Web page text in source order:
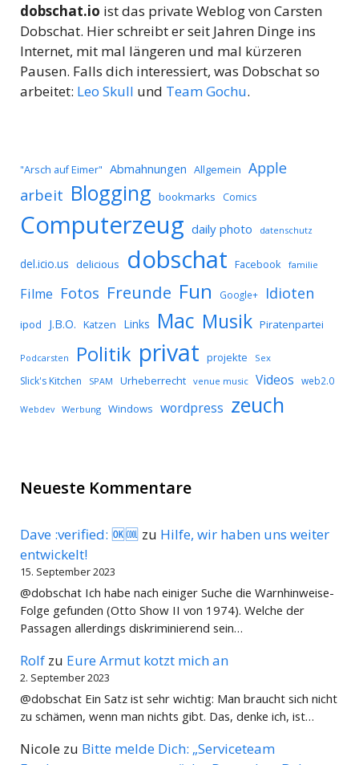
dobschat.io ist das private Weblog von Carsten
Dobschat. Hier schreibt er seit Jahren Dinge ins
Internet, mit mal längeren und mal kürzeren
Pausen. Falls dich interessiert, was Dobschat so
arbeitet: Leo Skull und Team Gochu.
"Arsch auf Eimer" Abmahnungen Allgemein Apple
arbeit Blogging bookmarks Comics
Computerzeug daily photo datenschutz
del.icio.us delicious dobschat Facebook familie
Filme Fotos Freunde Fun Google+ Idioten
ipod J.B.O. Katzen Links Mac Musik Piratenpartei
Podcarsten Politik privat projekte Sex
Slick's Kitchen SPAM Urheberrecht venue music Videos web2.0
Webdev Werbung Windows wordpress zeuch
Neueste Kommentare
Dave :verified: 🆗🆒 zu Hilfe, wir haben uns weiter
entwickelt!
15. September 2023
@dobschat Ich habe nach einiger Suche die Warnhinweise-
Folge gefunden (Otto Show II von 1974). Welche der
Passagen allerdings diskriminierend sein…
Rolf zu Eure Armut kotzt mich an
2. September 2023
@dobschat Ein Satz ist sehr wichtig: Man braucht sich nicht
zu schämen, wenn man nichts gibt. Das, denke ich, ist…
Nicole zu Bitte melde Dich: „Serviceteam